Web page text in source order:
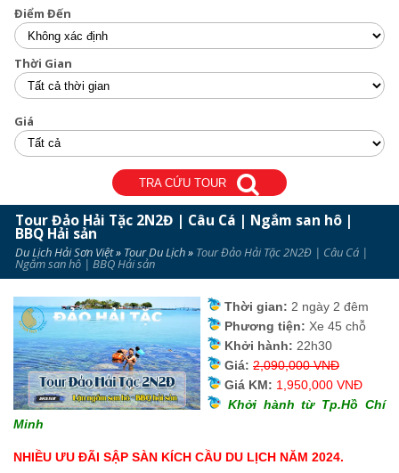
Điểm Đến
Thời Gian
Giá
TRA CỨU TOUR
Tour Đảo Hải Tặc 2N2Đ | Câu Cá | Ngắm san hô |
BBQ Hải sản
Du Lịch Hải Sơn Việt» Tour Du Lịch» Tour Đảo Hải Tặc 2N2Đ | Câu Cá |
Ngắm san hô | BBQ Hải sản
Thời gian: 2 ngày 2 đêm
Phương tiện: Xe 45 chỗ
Khởi hành: 22h30
Giá: 2,090,000 VNĐ
Giá KM: 1,950,000 VNĐ
Khởi hành từ Tp.Hồ Chí
Minh
NHIỀU ƯU ĐÃI SẬP SÀN KÍCH CẦU DU LỊCH NĂM 2024.